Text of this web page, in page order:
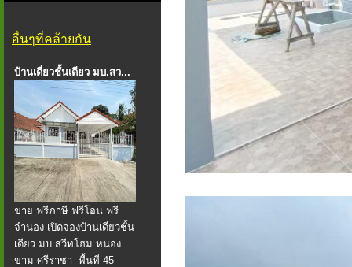
อื่นๆที่คล้ายกัน
บ้านเดี่ยวชั้นเดียว มบ.สว...
ขาย ฟรีภาษี ฟรีโอน ฟรี
จำนอง เปิดจองบ้านเดี่ยวชั้น
เดียว มบ.สวีทโฮม หนอง
ขาม ศรีราชา ️ พื้นที่ 45